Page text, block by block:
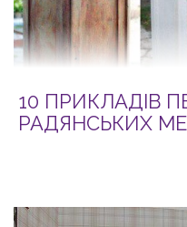
10 ПРИКЛАДІВ
РАДЯНСЬКИХ